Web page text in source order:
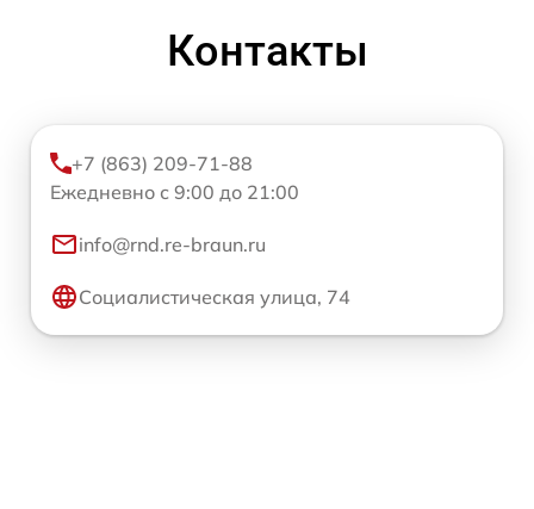
Контакты
+7 (863) 209-71-88
Ежедневно с 9:00 до 21:00
info@rnd.re-braun.ru
Социалистическая улица, 74